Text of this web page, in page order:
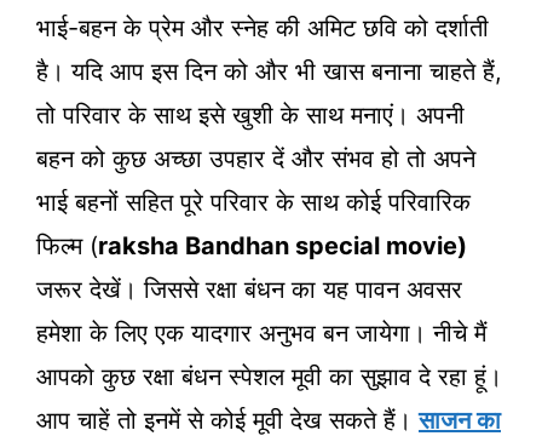
भाई-बहन के प्रेम और स्नेह की अमिट छवि को दर्शाती
है। यदि आप इस दिन को और भी खास बनाना चाहते हैं,
तो परिवार के साथ इसे खुशी के साथ मनाएं। अपनी
बहन को कुछ अच्छा उपहार दें और संभव हो तो अपने
भाई बहनों सहित पूरे परिवार के साथ कोई परिवारिक
फिल्म (raksha Bandhan special movie)
जरूर देखें। जिससे रक्षा बंधन का यह पावन अवसर
हमेशा के लिए एक यादगार अनुभव बन जायेगा। नीचे मैं
आपको कुछ रक्षा बंधन स्पेशल मूवी का सुझाव दे रहा हूं।
आप चाहें तो इनमें से कोई मूवी देख सकते हैं।साजन का